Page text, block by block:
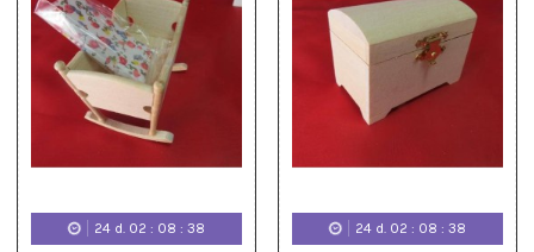
24 d. 02 : 08 :37 24 d. 02 : 08 :37